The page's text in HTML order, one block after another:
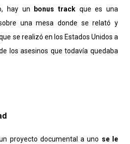
hay un
bonus track que es una
una mesa donde se relató y
se realizó en los Estados Unidos a
los asesinos que todavía quedaba
proyecto documental a uno se le